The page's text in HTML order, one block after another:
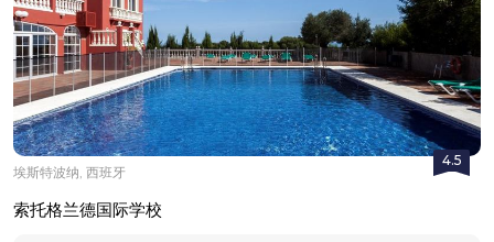
4.5
埃斯特波纳, 西班牙
索托格兰德国际学校